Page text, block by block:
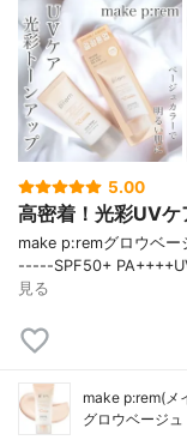
5.00
高密着！光彩UVケ
make p:remグロウベ
-----SPF50+
見る
make p:rem(メ
グロウベージ